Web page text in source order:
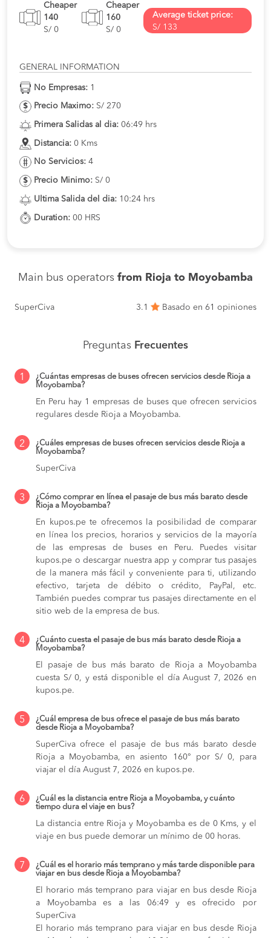
Cheaper
140
S/ 0
Cheaper
160
S/ 0
Average ticket price:
S/ 133
GENERAL INFORMATION
No Empresas: 1
Precio Maximo: S/ 270
Primera Salidas al dia: 06:49 hrs
Distancia: 0 Kms
No Servicios: 4
Precio Minimo: S/ 0
Ultima Salida del dia: 10:24 hrs
Duration: 00 HRS
Main bus operators from Rioja to Moyobamba
SuperCiva 3.1 Basado en 61 opiniones
Preguntas Frecuentes
1
¿Cuántas empresas de buses ofrecen servicios desde Rioja a
Moyobamba?
En Peru hay 1 empresas de buses que ofrecen servicios
regulares desde Rioja a Moyobamba.
2
¿Cuáles empresas de buses ofrecen servicios desde Rioja a
Moyobamba?
SuperCiva
3
¿Cómo comprar en línea el pasaje de bus más barato desde
Rioja a Moyobamba?
En kupos.pe te ofrecemos la posibilidad de comparar
en línea los precios, horarios y servicios de la mayoría
de las empresas de buses en Peru. Puedes visitar
kupos.pe o descargar nuestra app y comprar tus pasajes
de la manera más fácil y conveniente para ti, utilizando
efectivo, tarjeta de débito o crédito, PayPal, etc.
También puedes comprar tus pasajes directamente en el
sitio web de la empresa de bus.
4
¿Cuánto cuesta el pasaje de bus más barato desde Rioja a
Moyobamba?
El pasaje de bus más barato de Rioja a Moyobamba
cuesta S/ 0, y está disponible el día August 7, 2026 en
kupos.pe.
5
¿Cuál empresa de bus ofrece el pasaje de bus más barato
desde Rioja a Moyobamba?
SuperCiva ofrece el pasaje de bus más barato desde
Rioja a Moyobamba, en asiento 160° por S/ 0, para
viajar el día August 7, 2026 en kupos.pe.
6
¿Cuál es la distancia entre Rioja a Moyobamba, y cuánto
tiempo dura el viaje en bus?
La distancia entre Rioja y Moyobamba es de 0 Kms, y el
viaje en bus puede demorar un mínimo de 00 horas.
7
¿Cuál es el horario más temprano y más tarde disponible para
viajar en bus desde Rioja a Moyobamba?
El horario más temprano para viajar en bus desde Rioja
a Moyobamba es a las 06:49 y es ofrecido por
SuperCiva
El horario más temprano para viajar en bus desde Rioja